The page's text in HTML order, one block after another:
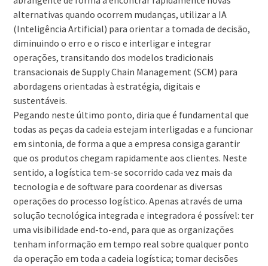
alternativas quando ocorrem mudanças, utilizar a IA
(Inteligência Artificial) para orientar a tomada de decisão,
diminuindo o erro e o risco e interligar e integrar
operações, transitando dos modelos tradicionais
transacionais de Supply Chain Management (SCM) para
abordagens orientadas à estratégia, digitais e
sustentáveis.
Pegando neste último ponto, diria que é fundamental que
todas as peças da cadeia estejam interligadas e a funcionar
em sintonia, de forma a que a empresa consiga garantir
que os produtos chegam rapidamente aos clientes. Neste
sentido, a logística tem-se socorrido cada vez mais da
tecnologia e de software para coordenar as diversas
operações do processo logístico. Apenas através de uma
solução tecnológica integrada e integradora é possível: ter
uma visibilidade end-to-end, para que as organizações
tenham informação em tempo real sobre qualquer ponto
da operação em toda a cadeia logística; tomar decisões